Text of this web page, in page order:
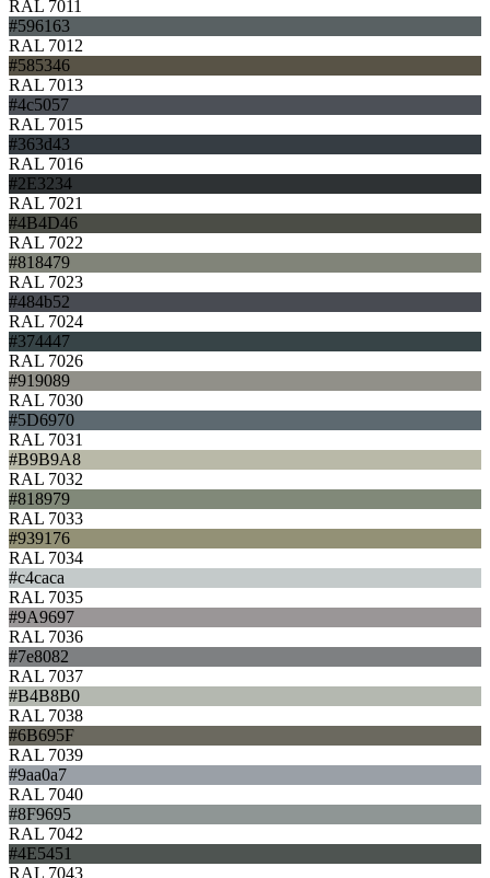
RAL 7011
#596163
RAL 7012
#585346
RAL 7013
#4c5057
RAL 7015
#363d43
RAL 7016
#2E3234
RAL 7021
#4B4D46
RAL 7022
#818479
RAL 7023
#484b52
RAL 7024
#374447
RAL 7026
#919089
RAL 7030
#5D6970
RAL 7031
#B9B9A8
RAL 7032
#818979
RAL 7033
#939176
RAL 7034
#c4caca
RAL 7035
#9A9697
RAL 7036
#7e8082
RAL 7037
#B4B8B0
RAL 7038
#6B695F
RAL 7039
#9aa0a7
RAL 7040
#8F9695
RAL 7042
#4E5451
RAL 7043